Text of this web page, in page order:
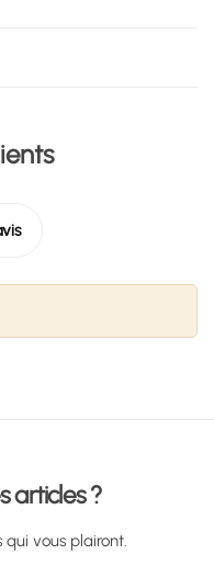
articles ?
qui vous plairont.